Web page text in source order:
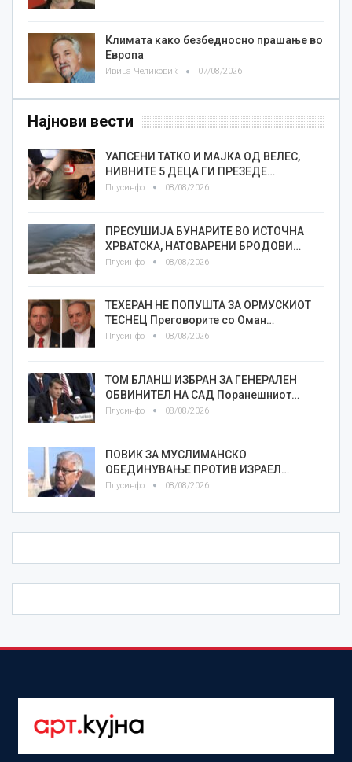
Климата како безбедносно прашање во
Европа
Ивица Челиковиќ 07/08/2026
Најнови вести
УАПСЕНИ ТАТКО И МАЈКА ОД ВЕЛЕС,
НИВНИТЕ 5 ДЕЦА ГИ ПРЕЗЕДЕ…
Плусинфо 08/08/2026
ПРЕСУШИЈА БУНАРИТЕ ВО ИСТОЧНА
ХРВАТСКА, НАТОВАРЕНИ БРОДОВИ…
Плусинфо 08/08/2026
ТЕХЕРАН НЕ ПОПУШТА ЗА ОРМУСКИОТ
ТЕСНЕЦ Преговорите со Оман…
Плусинфо 08/08/2026
ТОМ БЛАНШ ИЗБРАН ЗА ГЕНЕРАЛЕН
ОБВИНИТЕЛ НА САД Поранешниот…
Плусинфо 08/08/2026
ПОВИК ЗА МУСЛИМАНСКО
ОБЕДИНУВАЊЕ ПРОТИВ ИЗРАЕЛ…
Плусинфо 08/08/2026